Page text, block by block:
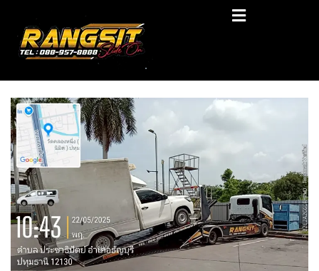
content
RANGSIT SlideON
รถยก168 รถสไลด์รังสิต รถสไลด์ ราคาถูก